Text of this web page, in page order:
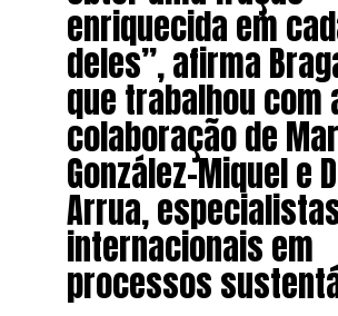
enriquecida em
deles”, afirma
que trabalhou com
colaboração de
González-Miquel e
Arrua,
internacionais em
processos